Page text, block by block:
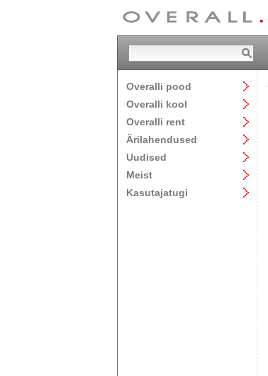
Overalli pood
Overalli kool
Overalli rent
Ärilahendused
Uudised
Meist
Kasutajatugi